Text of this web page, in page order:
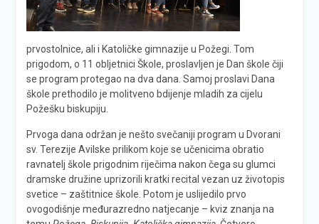
prvostolnice, ali i Katoličke gimnazije u Požegi. Tom
prigodom, o 11 obljetnici Škole, proslavljen je Dan škole čiji
se program protegao na dva dana. Samoj proslavi Dana
škole prethodilo je molitveno bdijenje mladih za cijelu
Požešku biskupiju.
Prvoga dana održan je nešto svečaniji program u Dvorani
sv. Terezije Avilske prilikom koje se učenicima obratio
ravnatelj škole prigodnim riječima nakon čega su glumci
dramske družine uprizorili kratki recital vezan uz životopis
svetice – zaštitnice škole. Potom je uslijedilo prvo
ovogodišnje međurazredno natjecanje – kviz znanja na